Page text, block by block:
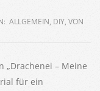
ALLGEMEIN, DIY, VON
„Drachenei – Meine
für ein